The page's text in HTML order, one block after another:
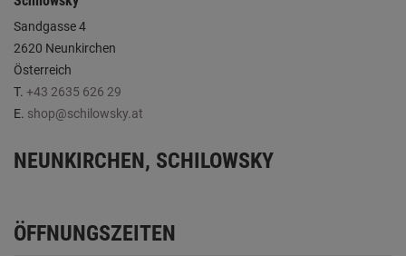
ÖFFNUNGSZEITEN
Sandgasse 4
2620 Neunkirchen
Österreich
T. +43 2635 626 29
E. shop@schilowsky.at
NEUNKIRCHEN, SCHILOWSKY